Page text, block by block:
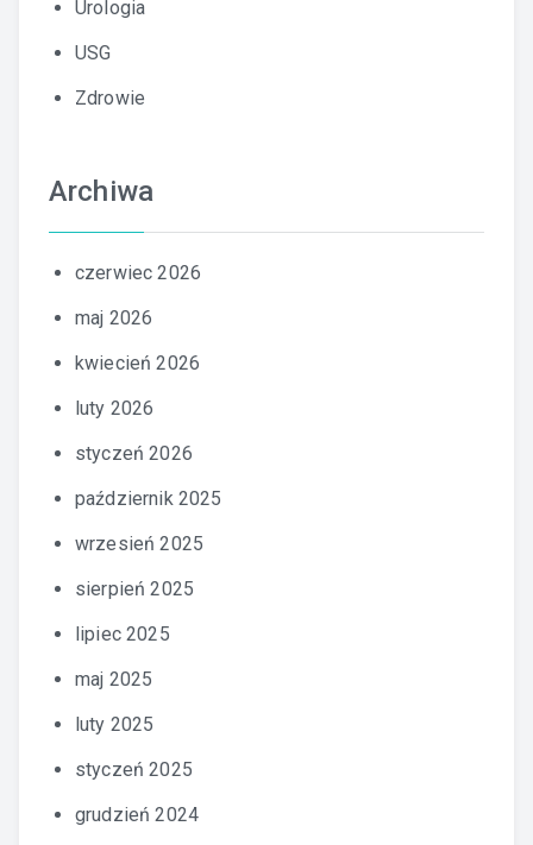
Urologia
USG
Zdrowie
Archiwa
czerwiec 2026
maj 2026
kwiecień 2026
luty 2026
styczeń 2026
październik 2025
wrzesień 2025
sierpień 2025
lipiec 2025
maj 2025
luty 2025
styczeń 2025
grudzień 2024